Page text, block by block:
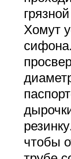
Хомут
чтобы